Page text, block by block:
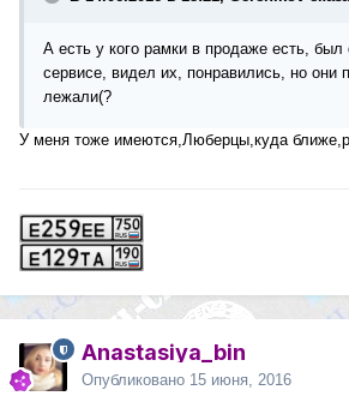
А есть у кого рамки в продаже есть, был
сервисе, видел их, понравились, но они
лежали(?
У меня тоже имеются,Люберцы,куда
Anastasiya_bin
Опубликовано 15 июня, 2016